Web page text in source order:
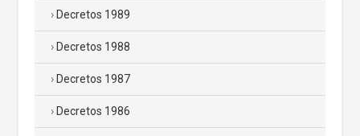
Decretos 1989
Decretos 1988
Decretos 1987
Decretos 1986